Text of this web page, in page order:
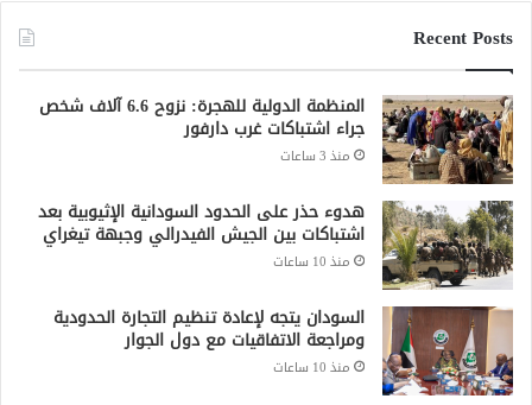
Recent Posts
المنظمة الدولية للهجرة: نزوح 6.6 آلاف شخص
جراء اشتباكات غرب دارفور
منذ 3 ساعات
هدوء حذر على الحدود السودانية الإثيوبية بعد
اشتباكات بين الجيش الفيدرالي وجبهة تيغراي
منذ 10 ساعات
السودان يتجه لإعادة تنظيم التجارة الحدودية
ومراجعة الاتفاقيات مع دول الجوار
منذ 10 ساعات